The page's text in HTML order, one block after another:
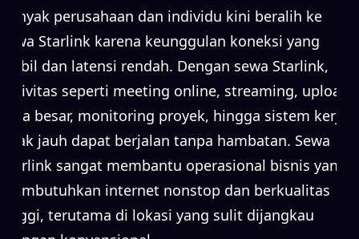
Banyak perusahaan dan individu kini beralih ke
sewa Starlink karena keunggulan koneksi yang
stabil dan latensi rendah. Dengan sewa Starlink,
aktivitas seperti meeting online, streaming, upload
data besar, monitoring proyek, hingga sistem kerja
jarak jauh dapat berjalan tanpa hambatan. Sewa
Starlink sangat membantu operasional bisnis yang
membutuhkan internet nonstop dan berkualitas
tinggi, terutama di lokasi yang sulit dijangkau